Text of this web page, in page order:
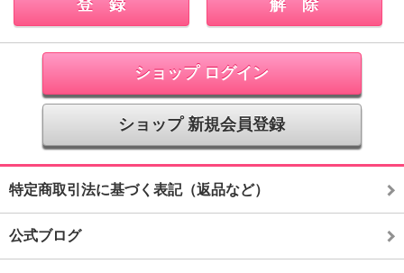
ショップ ログイン
ショップ 新規会員登録
特定商取引法に基づく表記（返品など）
公式ブログ